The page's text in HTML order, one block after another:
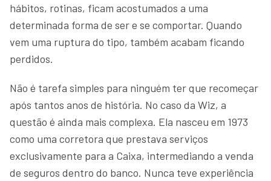
hábitos, rotinas, ficam acostumados a uma
determinada forma de ser e se comportar. Quando
vem uma ruptura do tipo, também acabam ficando
perdidos.
Não é tarefa simples para ninguém ter que recomeçar
após tantos anos de história. No caso da Wiz, a
questão é ainda mais complexa. Ela nasceu em 1973
como uma corretora que prestava serviços
exclusivamente para a Caixa, intermediando a venda
de seguros dentro do banco. Nunca teve experiência